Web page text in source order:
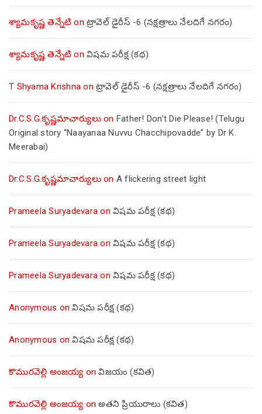
శ్యామకృష్ణ తెన్నేటి on ట్రావెల్ డైరీస్ -6 (నక్షత్రాలు నేలదిగే నగరం)
శ్యామకృష్ణ తెన్నేటి on విషమ పరీక్ష (క‌థ‌)
T Shyama Krishna on ట్రావెల్ డైరీస్ -6 (నక్షత్రాలు నేలదిగే నగరం)
Dr.C.S.G.కృష్ణమాచార్యులుon Father! Don’t Die Please! (Telugu
Original story “Naayanaa Nuvvu Chacchipovadde” by Dr K.
Meerabai)
Dr.C.S.G.కృష్ణమాచార్యులుon A flickering street light
Prameela Suryadevara on విషమ పరీక్ష (క‌థ‌)
Prameela Suryadevara on విషమ పరీక్ష (క‌థ‌)
Prameela Suryadevara on విషమ పరీక్ష (క‌థ‌)
Anonymous onవిషమ పరీక్ష (క‌థ‌)
Anonymous onవిషమ పరీక్ష (క‌థ‌)
కొమురవెల్లి అంజయ్య onవిజయం (కవిత)
కొమురవెల్లి అంజయ్య onఅతని ప్రియురాలు (కవిత)